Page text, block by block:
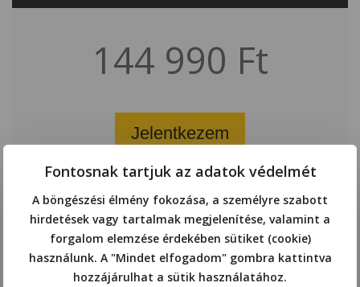
144 990 Ft
Jelentkezem
Félintenzív nyelvtanfolyam jellemzői
IDŐTARTAM 12 HÉT
Fontosnak tartjuk az adatok védelmét
A böngészési élmény fokozása, a személyre szabott
hirdetések vagy tartalmak megjelenítése, valamint a
forgalom elemzése érdekében sütiket (cookie)
használunk. A "Mindet elfogadom" gombra kattintva
hozzájárulhat a sütik használatához.